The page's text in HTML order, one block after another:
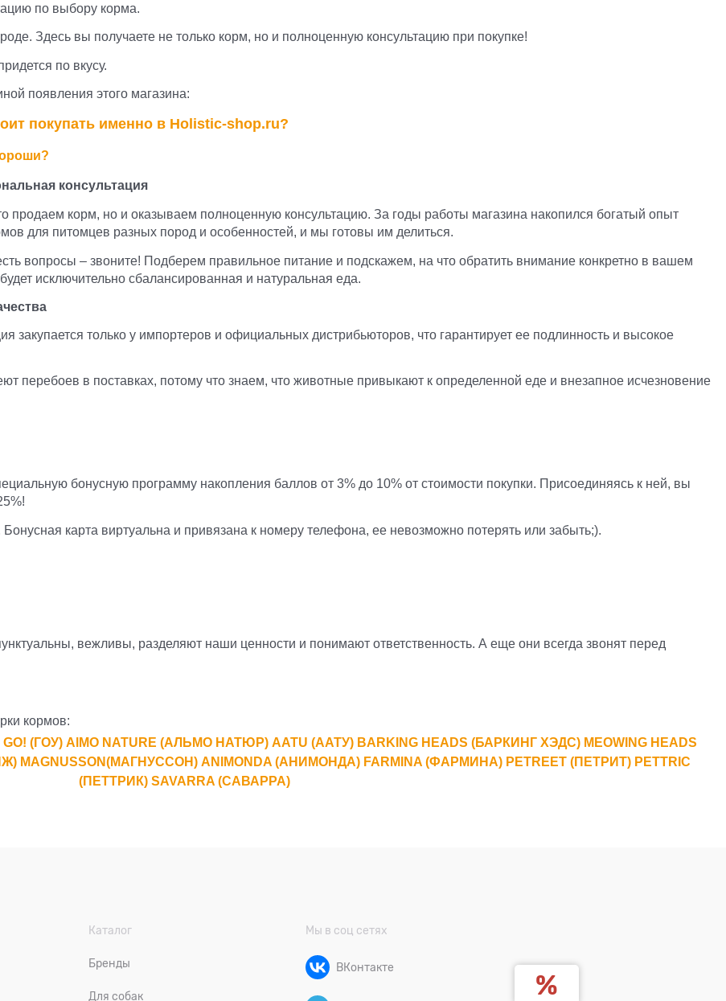
по выбору корма.
Здесь вы получаете не только корм, но и полноценную консультацию при покупке!
по вкусу.
появления этого магазина:
покупать именно в Holistic-shop.ru?
консультация
продаем корм, но и оказываем полноценную консультацию. За годы работы магазина накопился богатый опыт
для питомцев разных пород и особенностей, и мы готовы им делиться.
вопросы – звоните! Подберем правильное питание и подскажем, на что обратить внимание конкретно в вашем
исключительно сбалансированная и натуральная еда.
закупается только у импортеров и официальных дистрибьюторов, что гарантирует ее подлинность и высокое
перебоев в поставках, потому что знаем, что животные привыкают к определенной еде и внезапное исчезновение
бонусную программу накопления баллов от 3% до 10% от стоимости покупки. Присоединяясь к ней, вы
карта виртуальна и привязана к номеру телефона, ее невозможно потерять или забыть;).
вежливы, разделяют наши ценности и понимают ответственность. А еще они всегда звонят перед
кормов:
GO! (ГОУ) AlMO NATURE (АЛЬМО НАТЮР) AATU (ААТУ) BARKING HEADS (БАРКИНГ ХЭДС) MEOWING HEADS
MAGNUSSON(МАГНУССОН) ANIMONDA (АНИМОНДА) FARMINA (ФАРМИНА) PETREET (ПЕТРИТ) PETTRIC
(ПЕТТРИК) SAVARRA (САВАРРА)
Каталог
Бренды
Для собак
Мы в соц сетях
ВКонтакте